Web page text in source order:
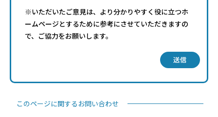
※いただいたご意見は、より分かりやすく役に立つホ
ームページとするために参考にさせていただきますの
で、ご協力をお願いします。
送信
このページに関するお問い合わせ